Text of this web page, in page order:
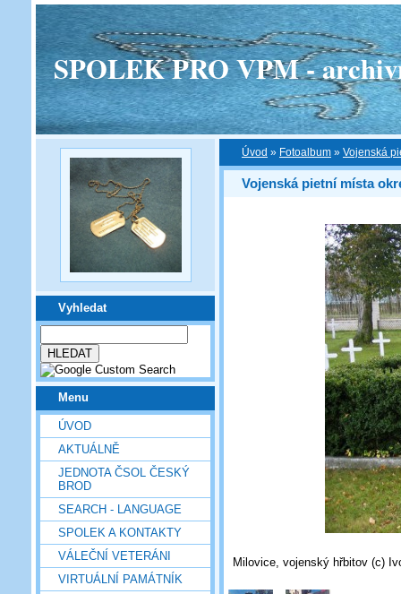
SPOLEK PRO VPM -
Vyhledat
Menu
ÚVOD
AKTUÁLNĚ
JEDNOTA ČSOL ČESKÝ
BROD
SEARCH - LANGUAGE
SPOLEK A KONTAKTY
VÁLEČNÍ VETERÁNI
VIRTUÁLNÍ PAMÁTNÍK
Úvod » Fotoalbum » Vojenská
Vojenská pietní místa
Milovice, vojenský hřbitov (c)